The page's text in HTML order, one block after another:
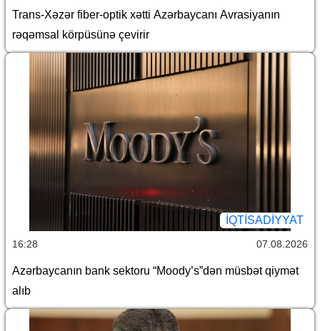
Trans-Xəzər fiber-optik xətti Azərbaycanı Avrasiyanın
rəqəmsal körpüsünə çevirir
İQTİSADİYYAT
16:28 07.08.2026
Azərbaycanın bank sektoru “Moody’s”dən müsbət qiymət
alıb